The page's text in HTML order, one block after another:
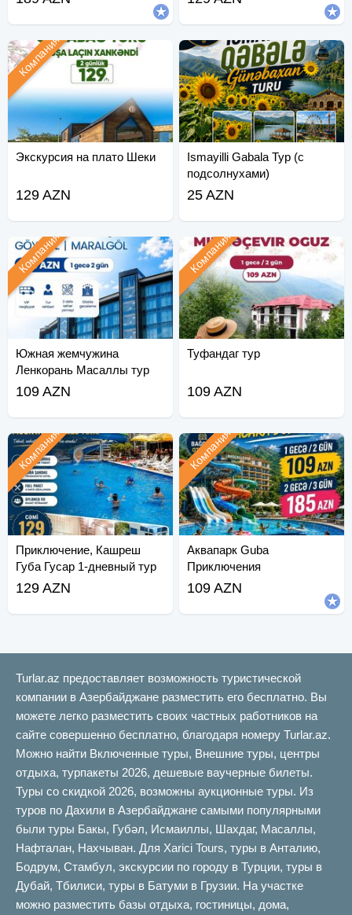
Экскурсия на плато Шеки
Компания
129 AZN
Ismayilli Gabala Тур (с
подсолнухами)
25 AZN
Южная жемчужина
Ленкорань Масаллы тур
Компания
109 AZN
Туфандаг тур
Компания
109 AZN
Приключение, Кашреш
Губа Гусар 1-дневный тур
Компания
129 AZN
Аквапарк Guba
Приключения
Компания
109 AZN
Turlar.az предоставляет возможность туристической
компании в Азербайджане разместить его бесплатно. Вы
можете легко разместить своих частных работников на
сайте совершенно бесплатно, благодаря номеру Turlar.az.
Можно найти Включенные туры, Внешние туры, центры
отдыха, турпакеты 2026, дешевые ваучерные билеты.
Туры со скидкой 2026, возможны аукционные туры. Из
туров по Дахили в Азербайджане самыми популярными
были туры Бакы, Губəл, Исмаиллы, Шахдаг, Масаллы,
Нафталан, Нахчыван. Для Xarici Tours, туры в Анталию,
Бодрум, Стамбул, экскурсии по городу в Турции, туры в
Дубай, Тбилиси, туры в Батуми в Грузии. На участке
можно разместить базы отдыха, гостиницы, дома,